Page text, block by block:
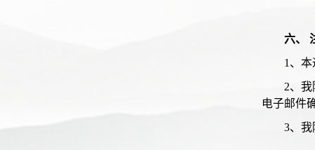
六、
1、
2、
电子邮件
3、我